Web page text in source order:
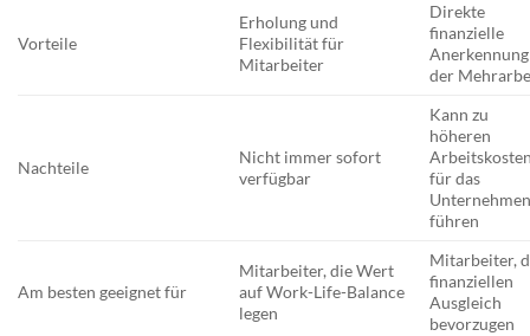
Vorteile
Erholung und
Flexibilität für
Mitarbeiter
Direkte
finanzielle
Anerkennung
der
Nachteile
Nicht immer sofort
verfügbar
Kann zu
höheren
für das
führen
Am besten geeignet für
Mitarbeiter, die Wert
auf Work-Life-Balance
legen
Mitarbeiter,
finanziellen
Ausgleich
bevorzugen